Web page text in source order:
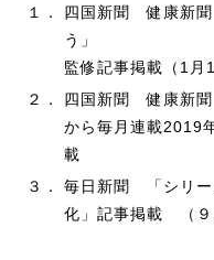
１．
四国新聞 健康新
う」
監修記事掲載（1
２．
四国新聞 健康新
から毎月連載2019
載
３．
毎日新聞 「シリ
化」記事掲載 （９